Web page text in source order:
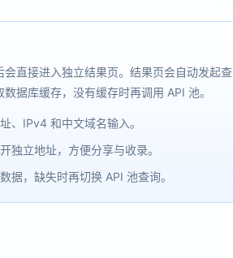
会直接进入独立结果页。结果页会自动发起查
据库缓存，没有缓存时再调用 API 池。
、IPv4 和中文域名输入。
独立地址，方便分享与收录。
据，缺失时再切换 API 池查询。